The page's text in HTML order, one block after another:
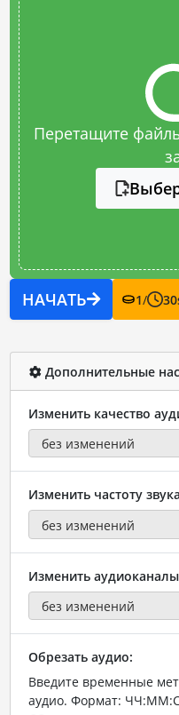
Перетащите
НАЧАТЬ 1/ 30
Дополнительные
Изменить качество
Изменить частоту
Изменить
Обрезать аудио:
Введите временные
аудио. Формат: